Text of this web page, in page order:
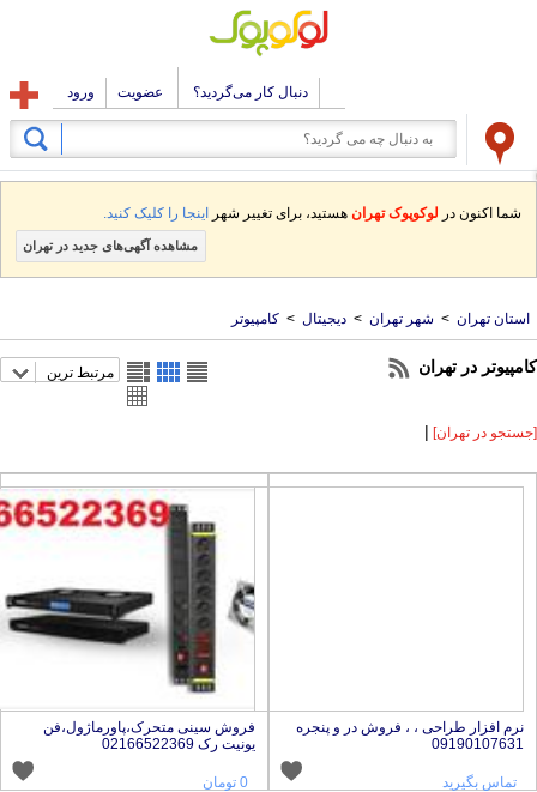
دنبال کار می‌گردید؟ عضویت ورود
شما اکنون درلوکوپوک تهرانهستید، برای تغییر شهراینجا را کلیک کنید.
مشاهده آگهی‌های جدید در تهران
تهران > شهر تهران > دیجیتال > کامپیوتر
در تهران مرتبط ترین
در تهران] |
افزار طراحی ، ، فروش در و پنجره
تماس بگیرید
فروش سینی متحرک،پاورماژول،فن
یونیت رک 02166522369